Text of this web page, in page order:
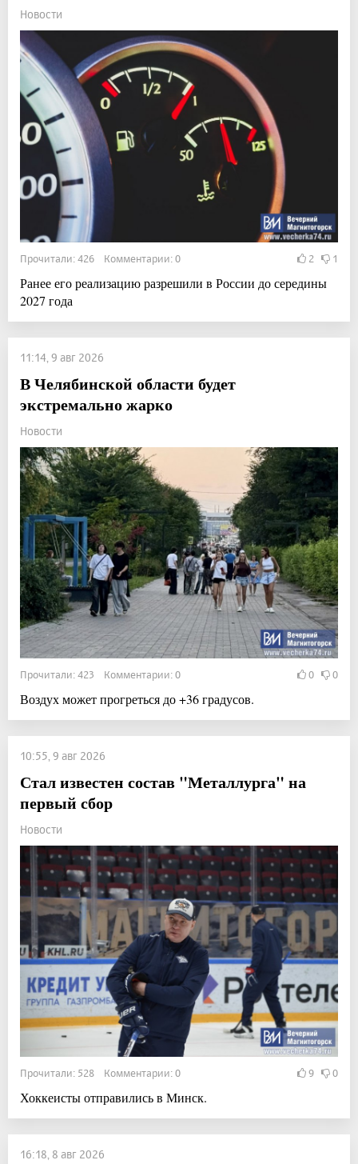
Новости
Прочитали: 426 Комментарии: 0 2 1
Ранее его реализацию разрешили в России до середины
2027 года
11:14, 9 авг 2026
В Челябинской области будет
экстремально жарко
Новости
Прочитали: 423 Комментарии: 0 0 0
Воздух может прогреться до +36 градусов.
10:55, 9 авг 2026
Стал известен состав "Металлурга" на
первый сбор
Новости
Прочитали: 528 Комментарии: 0 9 0
Хоккеисты отправились в Минск.
16:18, 8 авг 2026